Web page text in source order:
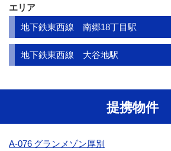
エリア
地下鉄東西線 南郷18丁目駅
地下鉄東西線 大谷地駅
提携物件
A-076 グランメゾン厚別